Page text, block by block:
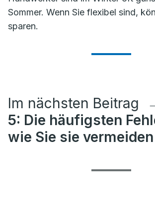
Sommer. Wenn Sie flexibel sind,
sparen.
Im nächsten Beitrag
5: Die häufigsten
wie Sie sie vermeiden